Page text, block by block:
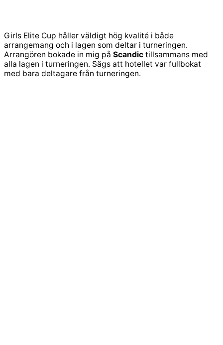
Girls Elite Cup håller väldigt hög kvalité i både
arrangemang och i lagen som deltar i turneringen.
Arrangören bokade in mig på Scandic tillsammans med
alla lagen i turneringen. Sägs att hotellet var fullbokat
med bara deltagare från turneringen.